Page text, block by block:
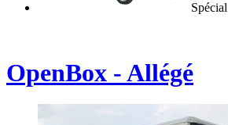
Spécial
OpenBox - Allégé